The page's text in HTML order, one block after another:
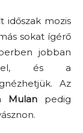
időszak mozis
sokat ígérő
jobban
és a
Az
Mulan pedig